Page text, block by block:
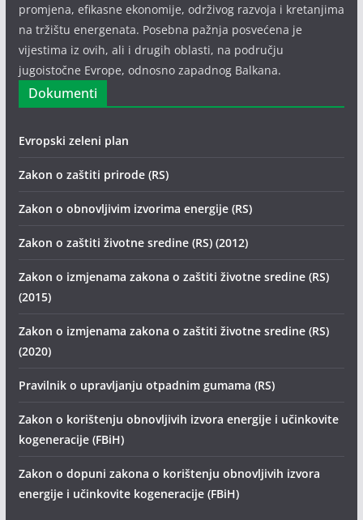
promjena, efikasne ekonomije, održivog razvoja i kretanjima
na tržištu energenata. Posebna pažnja posvećena je
vijestima iz ovih, ali i drugih oblasti, na području
jugoistočne Evrope, odnosno zapadnog Balkana.
Dokumenti
Evropski zeleni plan
Zakon o zaštiti prirode (RS)
Zakon o obnovljivim izvorima energije (RS)
Zakon o zaštiti životne sredine (RS) (2012)
Zakon o izmjenama zakona o zaštiti životne sredine (RS)
(2015)
Zakon o izmjenama zakona o zaštiti životne sredine (RS)
(2020)
Pravilnik o upravljanju otpadnim gumama (RS)
Zakon o korištenju obnovljivih izvora energije i učinkovite
kogeneracije (FBiH)
Zakon o dopuni zakona o korištenju obnovljivih izvora
energije i učinkovite kogeneracije (FBiH)